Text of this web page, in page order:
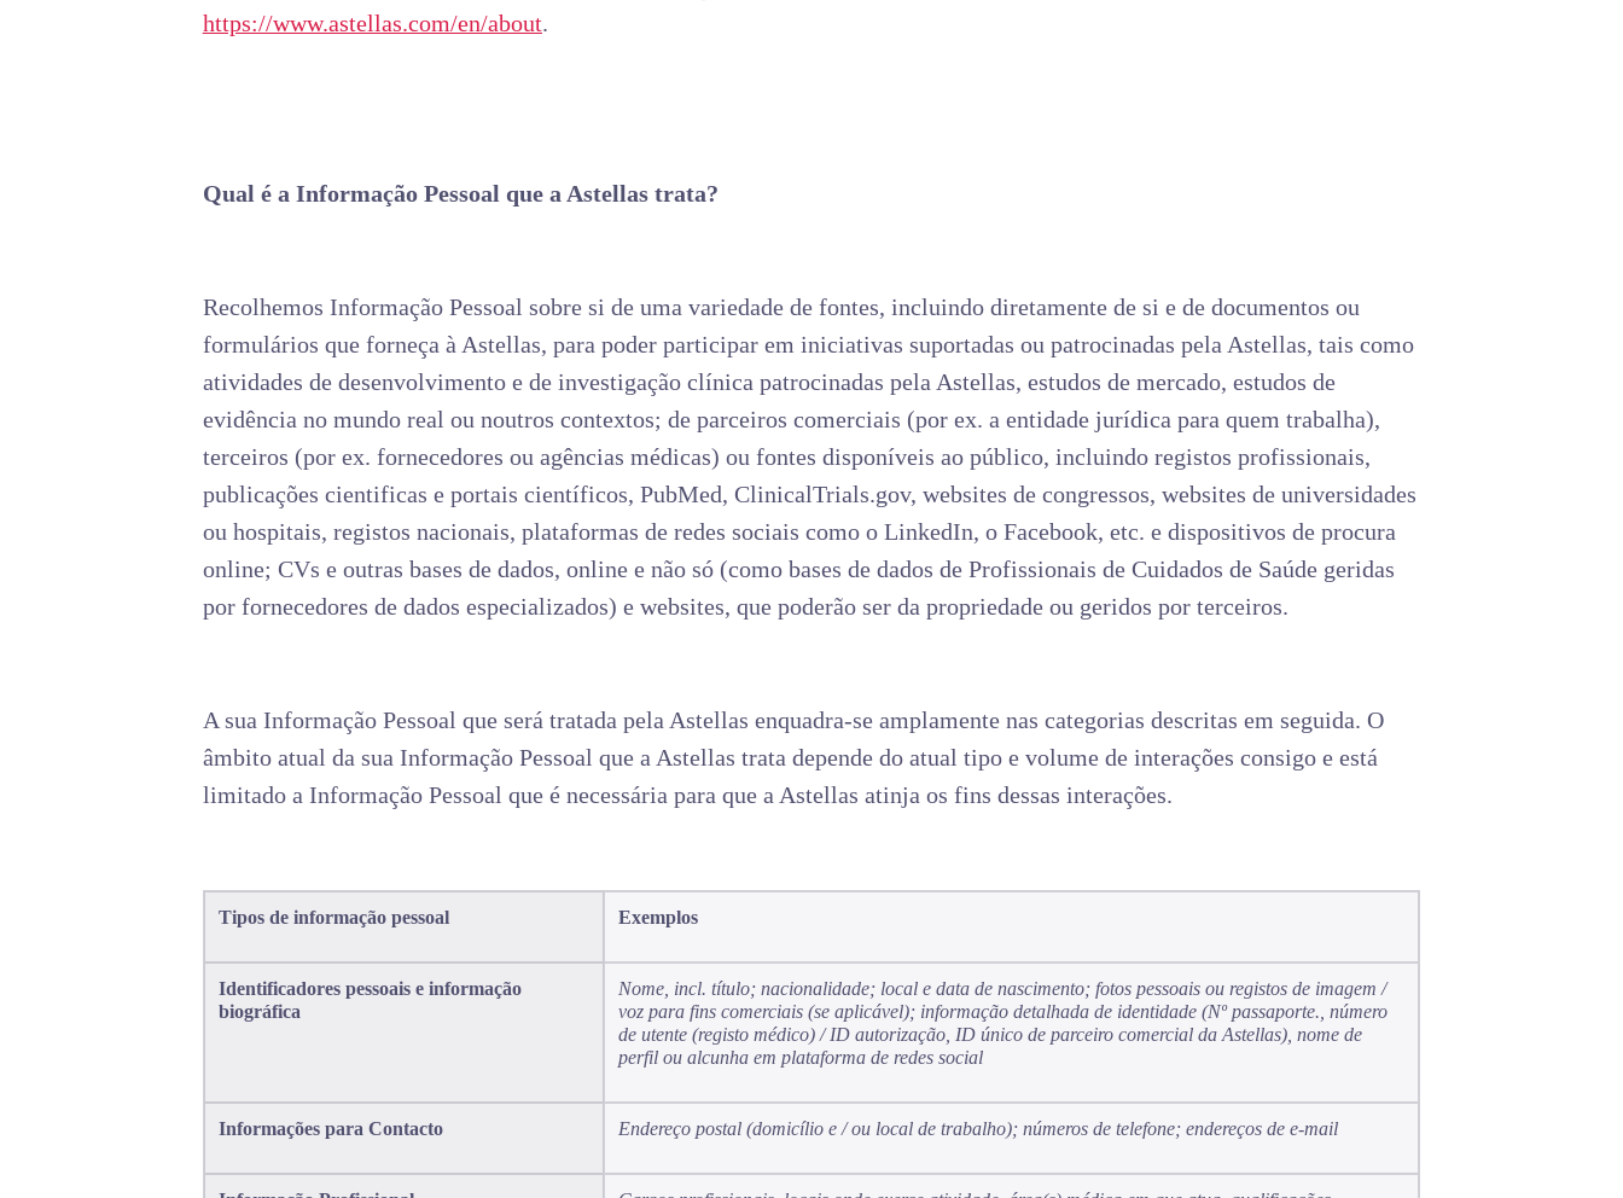
https://www.astellas.com/en/about.
Qual é a Informação Pessoal que a Astellas trata?
Recolhemos Informação Pessoal sobre si de uma variedade de fontes, incluindo diretamente de si e de documentos ou
formulários que forneça à Astellas, para poder participar em iniciativas suportadas ou patrocinadas pela Astellas, tais como
atividades de desenvolvimento e de investigação clínica patrocinadas pela Astellas, estudos de mercado, estudos de
evidência no mundo real ou noutros contextos; de parceiros comerciais (por ex. a entidade jurídica para quem trabalha),
terceiros (por ex. fornecedores ou agências médicas) ou fontes disponíveis ao público, incluindo registos profissionais,
publicações cientificas e portais científicos, PubMed, ClinicalTrials.gov, websites de congressos, websites de universidades
ou hospitais, registos nacionais, plataformas de redes sociais como o LinkedIn, o Facebook, etc. e dispositivos de procura
online; CVs e outras bases de dados, online e não só (como bases de dados de Profissionais de Cuidados de Saúde geridas
por fornecedores de dados especializados) e websites, que poderão ser da propriedade ou geridos por terceiros.
A sua Informação Pessoal que será tratada pela Astellas enquadra-se amplamente nas categorias descritas em seguida. O
âmbito atual da sua Informação Pessoal que a Astellas trata depende do atual tipo e volume de interações consigo e está
limitado a Informação Pessoal que é necessária para que a Astellas atinja os fins dessas interações.
Tipos de informação pessoal Exemplos
Identificadores pessoais e informação
biográfica
Nome, incl. título; nacionalidade; local e data de nascimento; fotos pessoais ou registos de imagem /
voz para fins comerciais (se aplicável); informação detalhada de identidade (Nº passaporte., número
de utente (registo médico) / ID autorização, ID único de parceiro comercial da Astellas), nome de
perfil ou alcunha em plataforma de redes social
Informações para Contacto Endereço postal (domicílio e / ou local de trabalho); números de telefone; endereços de e-mail